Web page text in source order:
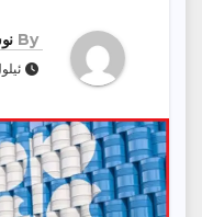
By
ئیلول 16,